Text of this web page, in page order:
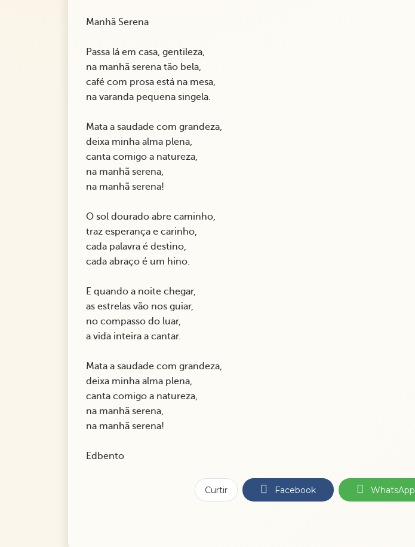
Manhã Serena
Passa lá em casa, gentileza,
na manhã serena tão bela,
café com prosa está na mesa,
na varanda pequena singela.
Mata a saudade com grandeza,
deixa minha alma plena,
canta comigo a natureza,
na manhã serena,
na manhã serena!
O sol dourado abre caminho,
traz esperança e carinho,
cada palavra é destino,
cada abraço é um hino.
E quando a noite chegar,
as estrelas vão nos guiar,
no compasso do luar,
a vida inteira a cantar.
Mata a saudade com grandeza,
deixa minha alma plena,
canta comigo a natureza,
na manhã serena,
na manhã serena!
Edbento
Curtir Facebook WhatsApp